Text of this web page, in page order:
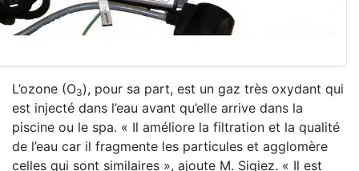
L’ozone (O3), pour sa part, est un gaz très oxydant qui
est injecté dans l’eau avant qu’elle arrive dans la
piscine ou le spa. « Il améliore la filtration et la qualité
de l’eau car il fragmente les particules et agglomère
celles qui sont similaires », ajoute M. Sigiez. « Il est